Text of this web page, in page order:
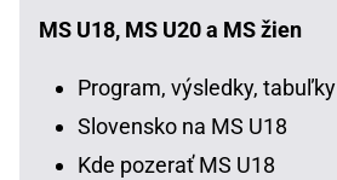
MS U18, MS U20 a MS žien
Program, výsledky,
Slovensko na MS U18
Kde pozerať MS U18